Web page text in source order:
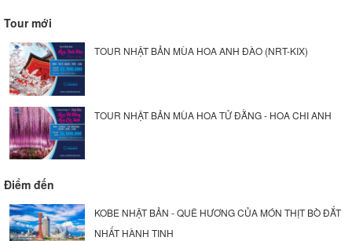
Tour mới
TOUR NHẬT BẢN MÙA HOA ANH ĐÀO (NRT-KIX)
TOUR NHẬT BẢN MÙA HOA TỬ ĐẰNG - HOA CHI ANH
Điểm đến
KOBE NHẬT BẢN - QUÊ HƯƠNG CỦA MÓN THỊT BÒ ĐẮT
NHẤT HÀNH TINH